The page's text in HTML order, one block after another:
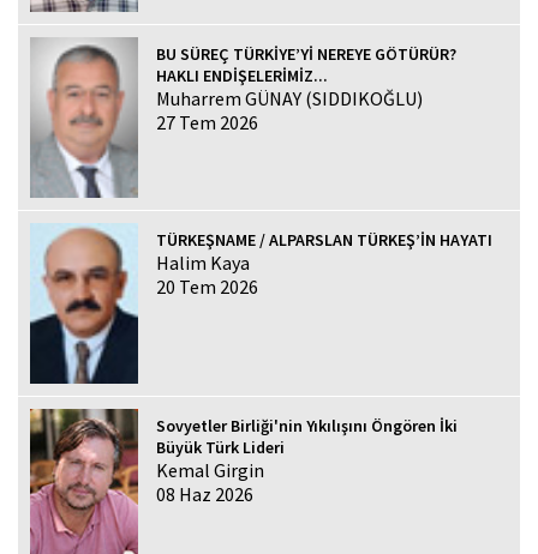
BU SÜREÇ TÜRKİYE’Yİ NEREYE GÖTÜRÜR?
HAKLI ENDİŞELERİMİZ...
Muharrem GÜNAY (SIDDIKOĞLU)
27 Tem 2026
TÜRKEŞNAME / ALPARSLAN TÜRKEŞ’İN HAYATI
Halim Kaya
20 Tem 2026
Sovyetler Birliği'nin Yıkılışını Öngören İki
Büyük Türk Lideri
Kemal Girgin
08 Haz 2026